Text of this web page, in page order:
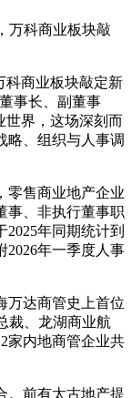
万科商业板块敲
科商业板块敲定新
事长、副董事
界，这场深刻而
略、组织与人事调
零售商业地产企业
事、非执行董事职
年同期统计到
2026年一季度人事
万达商管史上首位
裁、龙湖商业航
内地商管企业共
。前有太古地产提